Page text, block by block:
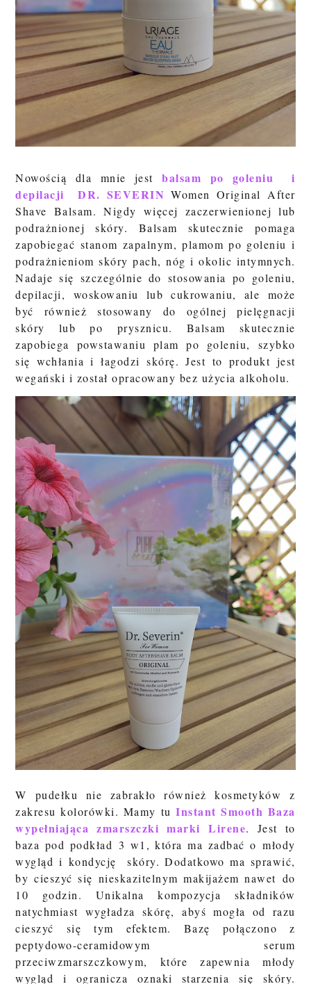
Nowością dla mnie jestbalsam po goleniu i
depilacji
DR. SEVERIN Women Original After
Shave Balsam.Nigdy więcej zaczerwienionej lub
podrażnionej skóry. Balsam skutecznie pomaga
zapobiegać stanom zapalnym, plamom po goleniu i
podrażnieniom skóry pach, nóg i okolic intymnych.
Nadaje się szczególnie do stosowania po goleniu,
depilacji, woskowaniu lub cukrowaniu, ale może
być również stosowany do ogólnej pielęgnacji
skóry lub po prysznicu. Balsam skutecznie
zapobiega powstawaniu plam po goleniu, szybko
się wchłania i łagodzi skórę. Jest to produkt jest
wegański i został opracowany bez użycia alkoholu.
W pudełku nie zabrakło również kosmetyków z
zakresu kolorówki. Mamy tuInstant Smooth Baza
wypełniająca zmarszczki marki Lirene. Jest to
baza pod podkład 3 w1, która ma zadbać o młody
wygląd i kondycję skóry. Dodatkowo ma sprawić,
by cieszyć się nieskazitelnym makijażem nawet do
10 godzin. Unikalna kompozycja składników
natychmiast wygładza skórę, abyś mogła od razu
cieszyć się tym efektem. Bazę połączono z
peptydowo-ceramidowym serum
przeciwzmarszczkowym, które zapewnia młody
wygląd i ogranicza oznaki starzenia się skóry.